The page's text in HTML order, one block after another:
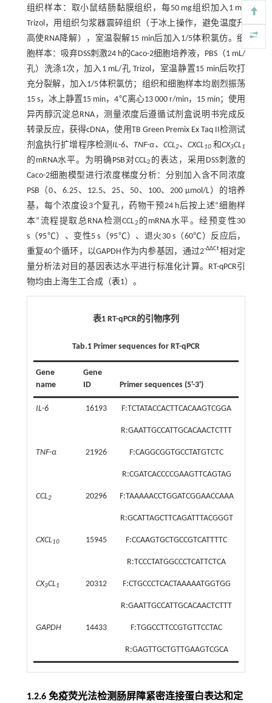
组织样本：取小鼠结肠黏膜组织，每50 mg组织加入1 mL
Trizol，用组织匀浆器震碎组织（于冰上操作，避免温度升
高使RNA降解），室温裂解15 min后加入1/5体积氯仿。细
胞样本：吸弃DSS刺激24 h的Caco-2细胞培养液，PBS（1 mL/
孔）洗涤1次，加入1 mL/孔 Trizol，室温静置15 min后吹打
充分裂解，加入1/5体积氯仿；组织和细胞样本均剧烈振荡
15 s，冰上静置15 min，4℃离心13 000 r/min，15 min；使用
异丙醇沉淀总RNA，测量浓度后遵循试剂盒说明书完成反
转录反应，获得cDNA，使用TB Green Premix Ex Taq II检测试
剂盒执行扩增程序检测IL-6、TNF-α、CCL2、CXCL10 和CX3CL1
的mRNA水平。为明确PSB对CCL2 的表达，采用DSS刺激的
Caco-2细胞模型进行浓度梯度分析：分别加入含不同浓度
PSB（0、6.25、12.5、25、50、100、200 μmol/L）的培养
基，每个浓度设3个复孔，药物干预24 h后按上述“细胞样
本”流程提取总RNA检测CCL2 的mRNA水平。经预变性30
s（95℃）、变性5 s（95℃）、退火30 s（60℃）反应后，
重复40个循环，以GAPDH作为内参基因，通过2-ΔΔCt相对定
量分析法对目的基因表达水平进行标准化计算。RT-qPCR引
物均由上海生工合成（表1）。
表1 RT-qPCR的引物序列
Tab.1 Primer sequences for RT-qPCR
Gene
name
Gene
ID
Primer sequences (5'-3')
IL-6 16193 F:TCTATACCACTTCACAAGTCGGA
R:GAATTGCCATTGCACAACTCTTT
TNF-α 21926 F:CAGGCGGTGCCTATGTCTC
R:CGATCACCCCGAAGTTCAGTAG
CCL2 20296 F:TAAAAACCTGGATCGGAACCAAA
R:GCATTAGCTTCAGATTTACGGGT
CXCL10 15945 F:CCAAGTGCTGCCGTCATTTTC
R:TCCCTATGGCCCTCATTCTCA
CX3CL1 20312 F:CTGCCCTCACTAAAAATGGTGG
R:GAATTGCCATTGCACAACTCTTT
GAPDH 14433 F:TGGCCTTCCGTGTTCCTAC
R:GAGTTGCTGTTGAAGTCGCA
1.2.6 免疫荧光法检测肠屏障紧密连接蛋白表达和定